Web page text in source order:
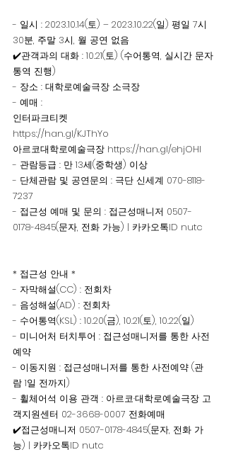
- 일시 : 2023.10.14(토) – 2023.10.22(일) 평일 7시
30분, 주말 3시, 월 공연 없음
✔️관객과의 대화 : 10.21(토) (수어통역, 실시간 문자
통역 진행)
- 장소 : 대학로예술극장 소극장
- 예매 :
인터파크티켓
https://han.gl/KJThYo
아르코대학로예술극장 https://han.gl/ehjOHI
- 관람등급 : 만 13세(중학생) 이상
- 단체관람 및 공연문의 : 극단 신세계 070-8118-
7237
- 접근성 예매 및 문의 : 접근성매니저 0507-
0178-4845(문자, 전화 가능) | 카카오톡ID nutc
* 접근성 안내 *
- 자막해설(CC) : 전회차
- 음성해설(AD) : 전회차
- 수어통역(KSL) : 10.20(금), 10.21(토), 10.22(일)
- 미니어처 터치투어 : 접근성매니저를 통한 사전
예약
- 이동지원 : 접근성매니저를 통한 사전예약 (관
람 1일 전까지)
- 휠체어석 이용 관객 : 아르코·대학로예술극장 고
객지원센터 02-3668-0007 전화예매
✔️접근성매니저 0507-0178-4845(문자, 전화 가
능) | 카카오톡ID nutc